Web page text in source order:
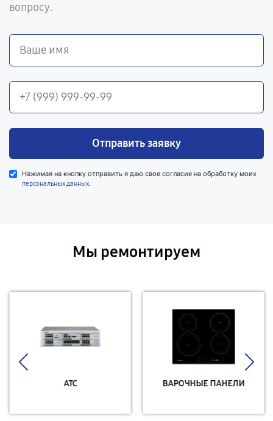
вопросу.
Отправить заявку
Нажимая на кнопку отправить я даю свое согласие на обработку моих
персональных данных.
Мы ремонтируем
АТС ВАРОЧНЫЕ ПАНЕЛИ